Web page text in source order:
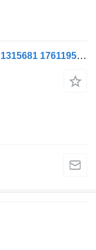
Demi-essieu Scania Série P (01.13-) 1315681 1761195 pour tracteur routier Scania P,G,R,T-series (2004-2017)